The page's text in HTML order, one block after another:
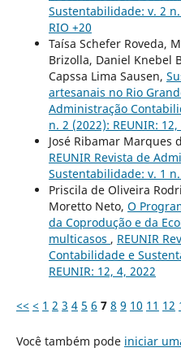
Sustentabilidade: v. 2 n.
RIO +20
Taísa Schefer Roveda,
Brizolla, Daniel Knebel
Capssa Lima Sausen,
artesanais no Rio
Administração
n. 2 (2022): REUNIR: 12,
José Ribamar Marques
REUNIR Revista de
Sustentabilidade: v. 1 n.
Priscila de Oliveira
Moretto Neto, O
da Coprodução e da
multicasos , REUNIR
Contabilidade e
REUNIR: 12, 4, 2022
<< < 1 2 3 4 5 6 7 8 9 10 11 12
Você também pode iniciar